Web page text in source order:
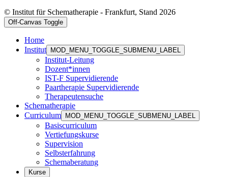
© Institut für Schematherapie - Frankfurt, Stand 2026
Off-Canvas Toggle
Home
Institut
MOD_MENU_TOGGLE_SUBMENU_LABEL
Institut-Leitung
Dozent*innen
IST-F Supervidierende
Paartherapie Supervidierende
Therapeutensuche
Schematherapie
Curriculum
MOD_MENU_TOGGLE_SUBMENU_LABEL
Basiscurriculum
Vertiefungskurse
Supervision
Selbsterfahrung
Schemaberatung
Kurse